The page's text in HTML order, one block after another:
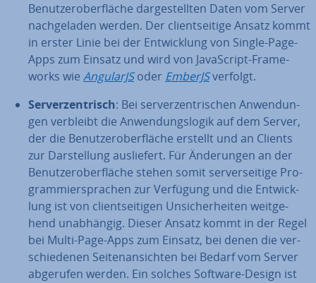
Be­nut­zer­ober­flä­che dar­ge­stell­ten Daten vom Server
nach­ge­la­den werden. Der cli­ent­sei­ti­ge Ansatz kommt
in erster Linie bei der Ent­wick­lung von Single-Page-
Apps zum Einsatz und wird von Ja­va­Script-Frame­
works wie AngularJSoder EmberJSverfolgt.
Ser­ver­zen­trisch: Bei ser­ver­zen­tri­schen An­wen­dun­
gen verbleibt die An­wen­dungs­lo­gik auf dem Server,
der die Be­nut­zer­ober­flä­che erstellt und an Clients
zur Dar­stel­lung aus­lie­fert. Für Än­de­run­gen an der
Be­nut­zer­ober­flä­che stehen somit ser­ver­sei­ti­ge Pro­
gram­mier­spra­chen zur Verfügung und die Ent­wick­
lung ist von cli­ent­sei­ti­gen Un­si­cher­hei­ten weit­ge­
hend un­ab­hän­gig. Dieser Ansatz kommt in der Regel
bei Multi-Page-Apps zum Einsatz, bei denen die ver­
schie­de­nen Sei­ten­an­sich­ten bei Bedarf vom Server
abgerufen werden. Ein solches Software-Design ist